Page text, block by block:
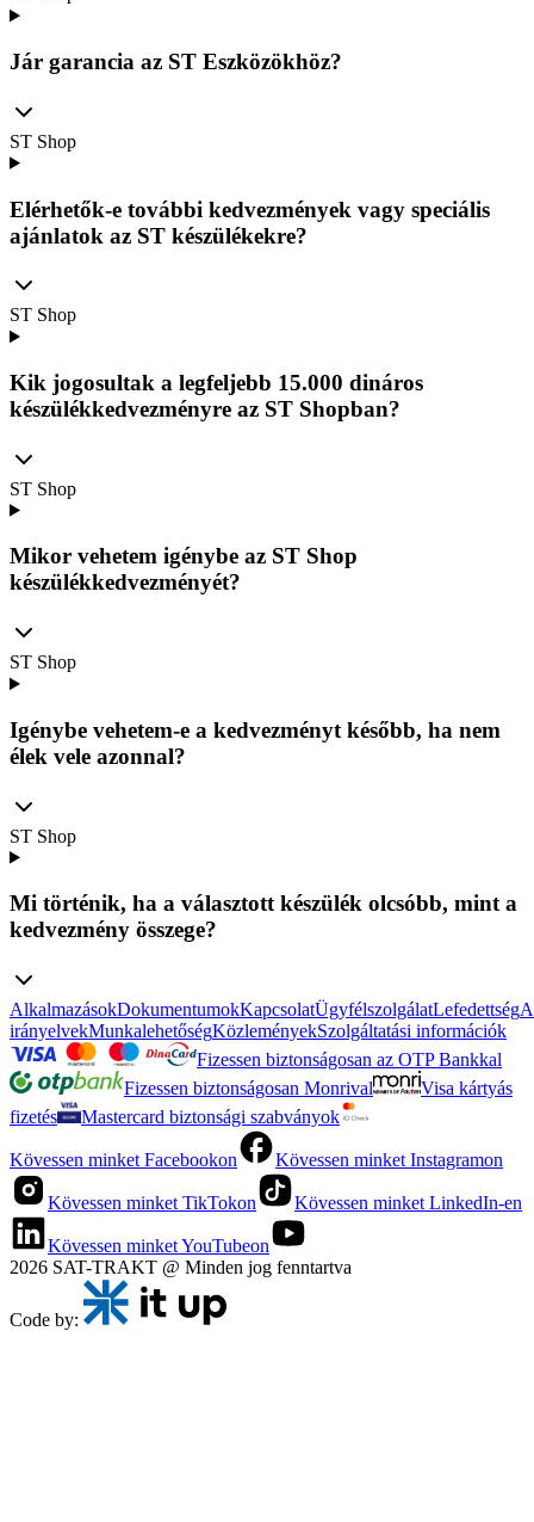
Jár garancia az ST Eszközökhöz?
ST Shop
Elérhetők-e további kedvezmények vagy speciális
ajánlatok az ST készülékekre?
ST Shop
Kik jogosultak a legfeljebb 15.000 dináros
készülékkedvezményre az ST Shopban?
ST Shop
Mikor vehetem igénybe az ST Shop
készülékkedvezményét?
ST Shop
Igénybe vehetem-e a kedvezményt később, ha nem
élek vele azonnal?
ST Shop
Mi történik, ha a választott készülék olcsóbb, mint a
kedvezmény összege?
AlkalmazásokDokumentumokKapcsolatÜgyfélszolgálatLefedettség
irányelvekMunkalehetőségKözleményekSzolgáltatási információk
Fizessen biztonságosan az OTP Bankkal
Fizessen biztonságosan Monrival
Visa kártyás
fizetés
Mastercard biztonsági szabványok
Kövessen minket Facebookon Kövessen minket Instagramon
Kövessen minket TikTokon Kövessen minket LinkedIn-en
Kövessen minket YouTubeon
2026 SAT-TRAKT @ Minden jog fenntartva
Code by: